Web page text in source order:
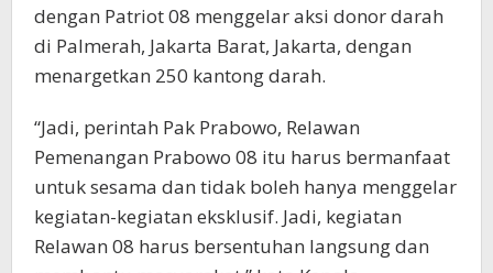
dengan Patriot 08 menggelar aksi donor darah
di Palmerah, Jakarta Barat, Jakarta, dengan
menargetkan 250 kantong darah.
“Jadi, perintah Pak Prabowo, Relawan
Pemenangan Prabowo 08 itu harus bermanfaat
untuk sesama dan tidak boleh hanya menggelar
kegiatan-kegiatan eksklusif. Jadi, kegiatan
Relawan 08 harus bersentuhan langsung dan